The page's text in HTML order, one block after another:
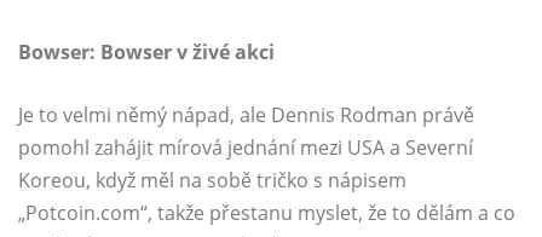
Bowser: Bowser v živé akci
Je to velmi němý nápad, ale Dennis Rodman právě
pomohl zahájit mírová jednání mezi USA a Severní
Koreou, když měl na sobě tričko s nápisem
„Potcoin.com“, takže přestanu myslet, že to dělám a co